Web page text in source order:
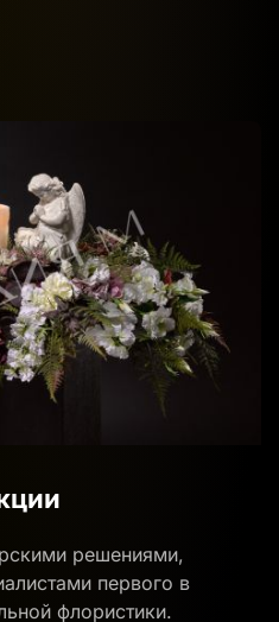
решениями,
первого в
флористики.